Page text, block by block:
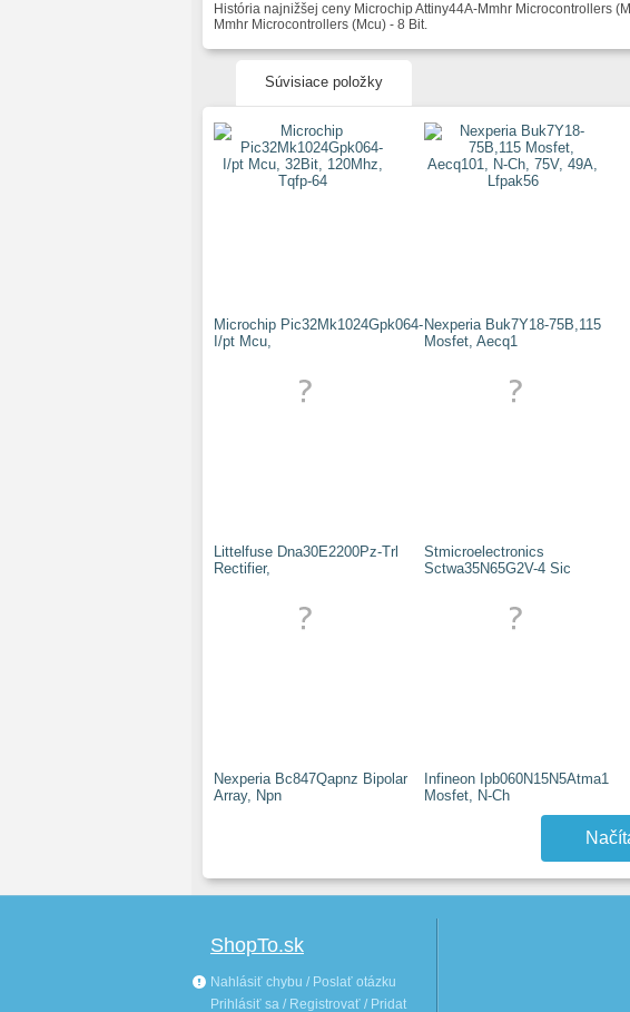
História najnižšej ceny Microchip Attiny44A-Mmhr Microcontrollers
Mmhr Microcontrollers (Mcu) - 8 Bit.
Súvisiace položky
Microchip Pic32Mk1024Gpk064-
I/pt Mcu,
Nexperia Buk7Y18-75B,115
Mosfet, Aecq1
Littelfuse Dna30E2200Pz-Trl
Rectifier,
Stmicroelectronics
Sctwa35N65G2V-4 Sic
Nexperia Bc847Qapnz Bipolar
Array, Npn
Infineon Ipb060N15N5Atma1
Mosfet, N-Ch
ShopTo.sk
Nahlásiť chybu / Poslať otázku
Prihlásiť sa / Registrovať / Pridat